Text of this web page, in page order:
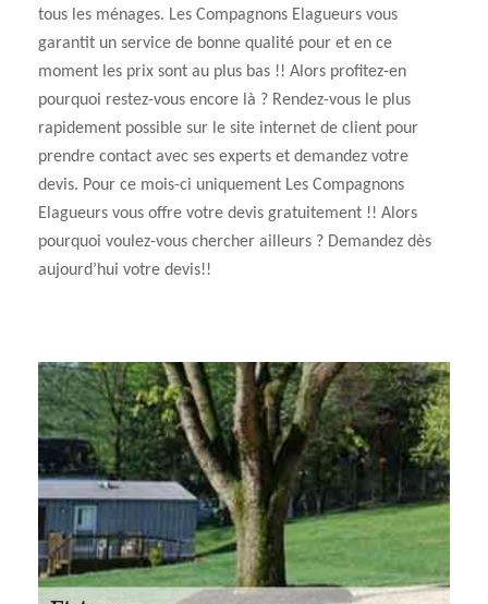
tous les ménages. Les Compagnons Elagueurs vous
garantit un service de bonne qualité pour et en ce
moment les prix sont au plus bas !! Alors profitez-en
pourquoi restez-vous encore là ? Rendez-vous le plus
rapidement possible sur le site internet de client pour
prendre contact avec ses experts et demandez votre
devis. Pour ce mois-ci uniquement Les Compagnons
Elagueurs vous offre votre devis gratuitement !! Alors
pourquoi voulez-vous chercher ailleurs ? Demandez dès
aujourd’hui votre devis!!